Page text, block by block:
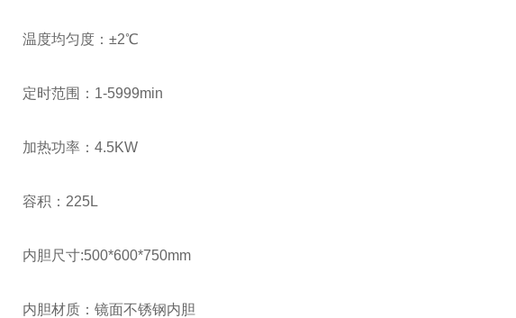
温度均匀度：±2℃
定时范围：1-5999min
加热功率：4.5KW
容积：225L
内胆尺寸:500*600*750mm
内胆材质：镜面不锈钢内胆